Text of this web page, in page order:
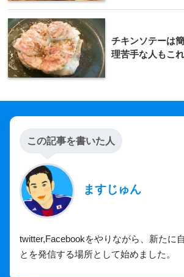
チキンソテーは
理苦手な人もこ
この記事を書いた人
ますじゅん
twitter,Facebookをやりながら、新たに
とを発信する場所として始めました。